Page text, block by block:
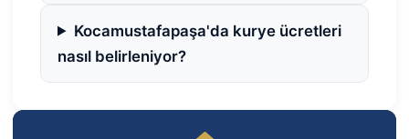
Kocamustafapaşa'da kurye ücretleri
nasıl belirleniyor?